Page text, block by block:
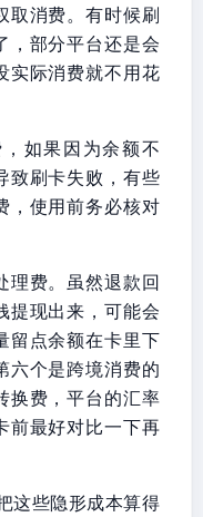
取消费。有时候刷
，部分平台还是会
实际消费就不用花
如果因为余额不
致刷卡失败，有些
，使用前务必核对
理费。虽然退款回
提现出来，可能会
留点余额在卡里下
六个是跨境消费的
换费，平台的汇率
前最好对比一下再
这些隐形成本算得